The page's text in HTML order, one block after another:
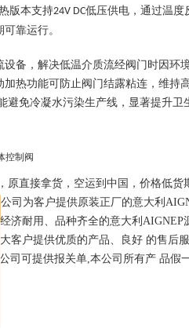
版本支持24V DC低压供电，通过温度
靠运行。
备，解决低温介质流经阀门时因环
热功能可防止阀门结露粘连，维持
免冷凝水污染生产线，显著提升卫
直接拿货，空运到中国，价格低货
司为客户提供原装正厂的意大利
济耐用、品种齐全的意大利AIGNEP
客户提供优质的产品、良好 的售后
司可提供报关单,本公司所有产 品假